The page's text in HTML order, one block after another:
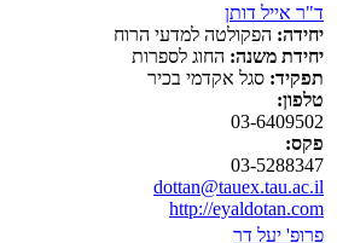
ד"ר אייל דותן
יחידה: הפקולטה למדעי הרוח
יחידת משנה: החוג לספרות
תפקיד: סגל אקדמי בכיר
טלפון:
03-6409502
פקס:
03-5288347
dottan@tauex.tau.ac.il
http://eyaldotan.com
פרופ' יעל דר